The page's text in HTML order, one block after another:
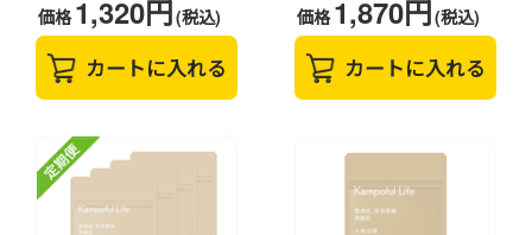
価格1,320円(税込)
カートに入れる
価格1,870円(税込)
カートに入れる